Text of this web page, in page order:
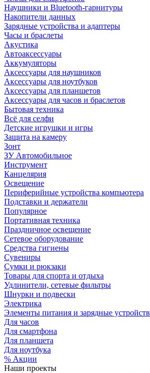
Наушники и Bluetooth-гарнитуры
Накопители данных
Зарядные устройства и адаптеры
Часы и браслеты
Акустика
Автоаксессуары
Аккумуляторы
Аксессуары для наушников
Аксессуары для ноутбуков
Аксессуары для планшетов
Аксессуары для часов и браслетов
Бытовая техника
Всё для селфи
Детские игрушки и игры
Защита на камеру
Зонт
ЗУ Автомобильное
Инструмент
Канцелярия
Освещение
Периферийные устройства компьютера
Подставки и держатели
Популярное
Портативная техника
Праздничное освещение
Сетевое оборудование
Средства гигиены
Сувениры
Сумки и рюкзаки
Товары для спорта и отдыха
Удлинители, сетевые фильтры
Шнурки и подвески
Электрика
Элементы питания и зарядные
Для часов
Для смартфона
Для планшета
Для ноутбука
% Акции
Наши проекты